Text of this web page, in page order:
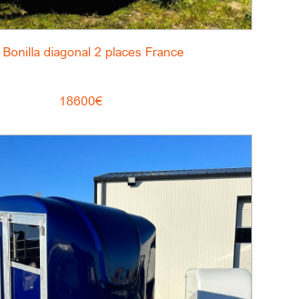
Bonilla diagonal 2 places France
18600€